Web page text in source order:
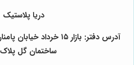
دریا پلاستیک
آدرس دفتر: بازار ۱۵ خرداد
ساختمان گل پلاک ۹